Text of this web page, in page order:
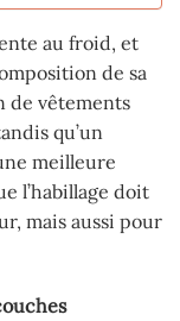
au froid, et
de sa
de vêtements
qu’un
meilleure
l’habillage doit
mais aussi pour